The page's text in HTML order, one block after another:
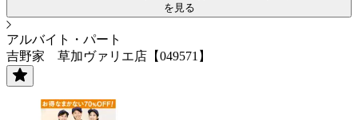
を見る
アルバイト・パート
吉野家 草加ヴァリエ店【049571】